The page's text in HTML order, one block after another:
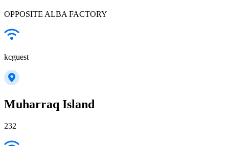
OPPOSITE ALBA FACTORY
kcguest
Muharraq Island
232